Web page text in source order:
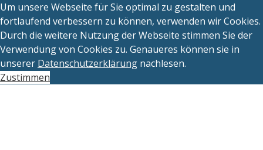
Um unsere Webseite für Sie optimal zu gestalten und
fortlaufend verbessern zu können, verwenden wir Cookies.
Durch die weitere Nutzung der Webseite stimmen Sie der
Verwendung von Cookies zu. Genaueres können sie in
unserer Datenschutzerklärung nachlesen.
Zustimmen